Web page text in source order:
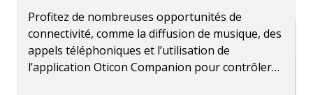
Profitez de nombreuses opportunités de
connectivité, comme la diffusion de musique, des
appels téléphoniques et l’utilisation de
l’application Oticon Companion pour contrôler